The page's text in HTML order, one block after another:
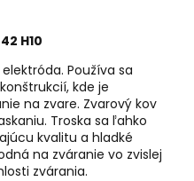
H10
Používa sa
kde je
na zvare. Zvarový kov
Troska sa ľahko
kvalitu a hladké
na zváranie vo zvislej
zvárania.